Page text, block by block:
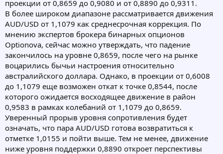
проекции от 0,8659 до 0,9080 и от 0,8890 до 0,9311.
В более широком диапазоне рассматривается движения
AUD/USD от 1,1079 как среднесрочная коррекция. По
мнению экспертов брокера бинарных опционов
Optionova, сейчас можно утверждать, что падение
закончилось на уровне 0,8659, после чего на рынке
воцарились бычьи настроения относительно
австралийского доллара. Однако, в проекции от 0,6008
до 1,1079 еще возможен откат к точке 0,8544, после
которого ожидается восходящее движение в район
0,9583 в рамках колебаний от 1,1079 до 0,8659.
Уверенный прорыв уровня сопротивления будет
означать, что пара AUD/USD готова возвратиться к
отметке 1,0155 и пойти выше. Тем не менее, движение
ниже уровня поддержки 0,8890 откроет перспективы